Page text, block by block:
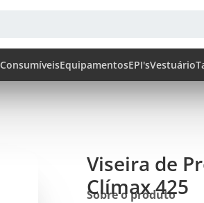
ConsumíveisEquipamentosEPI'sVestuário
Viseira de
Clímax 425
Sobre o produto